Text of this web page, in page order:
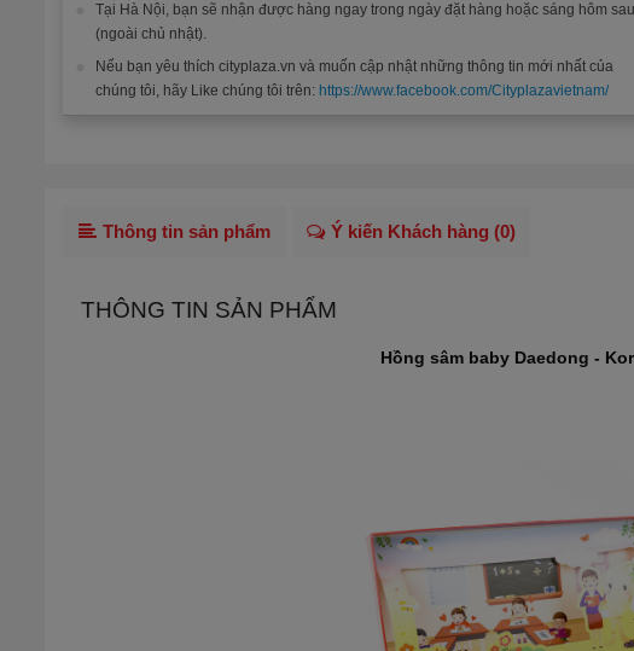
Tại Hà Nội, bạn sẽ nhận được hàng ngay trong ngày đặt hàng hoặc sáng hôm sau
(ngoài chủ nhật).
Nếu bạn yêu thích cityplaza.vn và muốn cập nhật những thông tin mới nhất của
chúng tôi, hãy Like chúng tôi trên: https://www.facebook.com/Cityplazavietnam/
Thông tin sản phẩm Ý kiến Khách hàng (0)
THÔNG TIN SẢN PHẨM
Hồng sâm babyDaedong -